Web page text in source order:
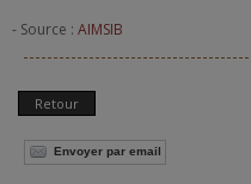
- Source : AIMSIB
Retour
Envoyer par email